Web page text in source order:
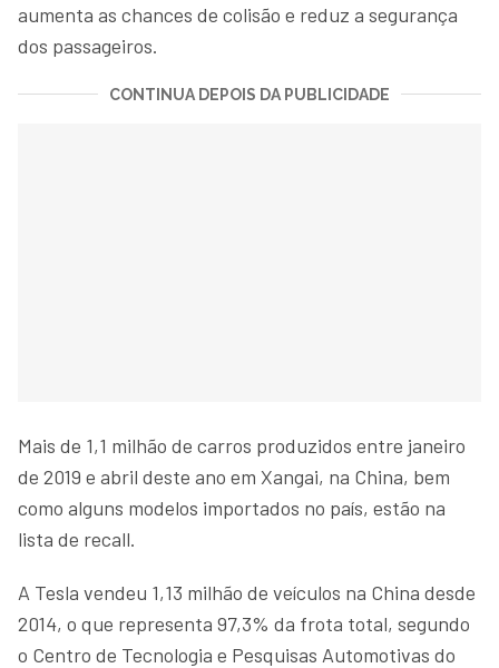
aumenta as chances de colisão e reduz a segurança
dos passageiros.
CONTINUA DEPOIS DA PUBLICIDADE
Mais de 1,1 milhão de carros produzidos entre janeiro
de 2019 e abril deste ano em Xangai, na China, bem
como alguns modelos importados no país, estão na
lista de recall.
A Tesla vendeu 1,13 milhão de veículos na China desde
2014, o que representa 97,3% da frota total, segundo
o Centro de Tecnologia e Pesquisas Automotivas do